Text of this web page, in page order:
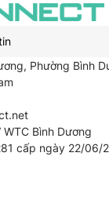
Phường Bình
Bình Dương
cấp ngày 22/06/